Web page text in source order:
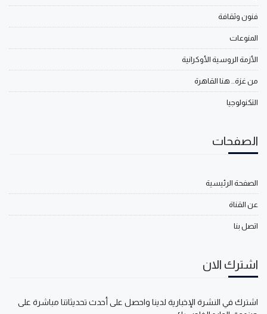
فنون وثقافة
المنوعات
الأزمة الروسية الأوكرانية
من غزة.. هنا القاهرة
التكنولوجيا
الصفحات
الصفحة الرئيسية
عن القناة
اتصل بنا
اشترك الان
اشترك في النشرة الإخبارية لدينا واحصل على أحدث تحديثاتنا مباشرة على